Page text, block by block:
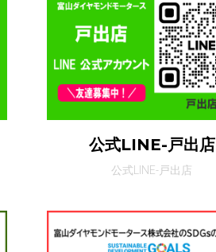
公式LINE-戸出店
公式LINE-戸出店